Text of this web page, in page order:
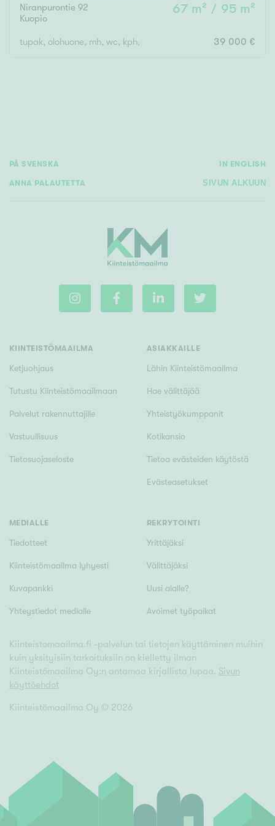
Arvokohteet
Järvi- tai merinäköala
Maalämpö
Oma ranta
Oma sauna
Parveke
Niranpurontie 92
Kuopio
67 m² / 95 m²
tupak, olohuone, mh, wc, kph, s, ph/khh 39 000 €
PÅ SVENSKA IN ENGLISH
ANNA PALAUTETTA SIVUN ALKUUN
KIINTEISTÖMAAILMA
Ketjuohjaus
Tutustu Kiinteistömaailmaan
Palvelut rakennuttajille
Vastuullisuus
Tietosuojaseloste
ASIAKKAILLE
Lähin Kiinteistömaailma
Hae välittäjää
Yhteistyökumppanit
Kotikansio
Tietoa evästeiden käytöstä
Evästeasetukset
MEDIALLE
Tiedotteet
Kiinteistömaailma lyhyesti
Kuvapankki
Yhteystiedot medialle
REKRYTOINTI
Yrittäjäksi
Välittäjäksi
Uusi alalle?
Avoimet työpaikat
Kiinteistomaailma.fi -palvelun tai tietojen käyttäminen muihin
kuin yksityisiin tarkoituksiin on kielletty ilman
Kiinteistömaailma Oy:n antamaa kirjallista lupaa. Sivun
käyttöehdot
Kiinteistömaailma Oy © 2026